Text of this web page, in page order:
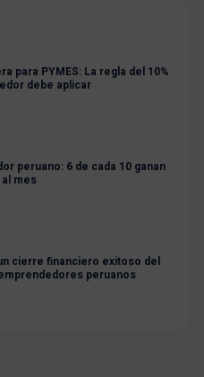
para PYMES: La regla del 10%
debe aplicar
peruano: 6 de cada 10 ganan
mes
cierre financiero exitoso del
peruanos